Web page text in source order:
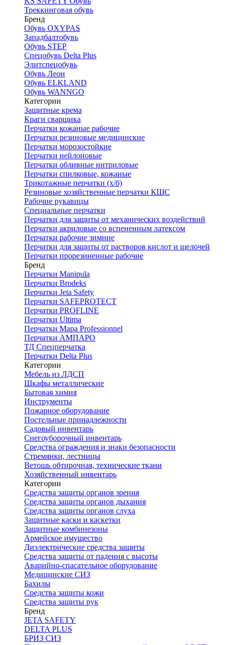
Треккинговая обувь
Бренд
Обувь OXYPAS
Западбалтобувь
Обувь STEP
Спецобувь Delta Plus
Элитспецобувь
Обувь Леон
Обувь ELKLAND
Обувь WANNGO
Категории
Защитные крема
Краги сварщика
Перчатки кожаные рабочие
Перчатки резиновые медицинские
Перчатки морозостойкие
Перчатки нейлоновые
Перчатки обливные нитриловые
Перчатки спилковые, кожаные
Трикотажные перчатки (х/б)
Резиновые хозяйственные перчатки КЩС
Рабочие рукавицы
Специальные перчатки
Перчатки для защиты от механических воздействий
Перчатки акриловые со вспененным латексом
Перчатки рабочие зимние
Перчатки для защиты от растворов кислот и щелочей
Перчатки прорезиненные рабочие
Бренд
Перчатки Manipula
Перчатки Brodeks
Перчатки Jeta Safety
Перчатки SAFEPROTECT
Перчатки PROFLINE
Перчатки Ultima
Перчатки Мара Professionnel
Перчатки АМПАРО
ТД Спецперчатка
Перчатки Delta Plus
Категории
Мебель из ЛДСП
Шкафы металлические
Бытовая химия
Инструменты
Пожарное оборудование
Постельные принадлежности
Садовый инвентарь
Снегоуборочный инвентарь
Средства ограждения и знаки безопасности
Стремянки, лестницы
Ветошь обтирочная, технические ткани
Хозяйственный инвентарь
Категории
Средства защиты органов зрения
Средства защиты органов дыхания
Средства защиты органов слуха
Защитные каски и каскетки
Защитные комбинезоны
Армейское имущество
Диэлектрические средства защиты
Средства защиты от падения с высоты
Аварийно-спасательное оборудование
Медицинские СИЗ
Бахилы
Средства защиты кожи
Средства защиты рук
Бренд
JETA SAFETY
DELTA PLUS
БРИЗ СИЗ